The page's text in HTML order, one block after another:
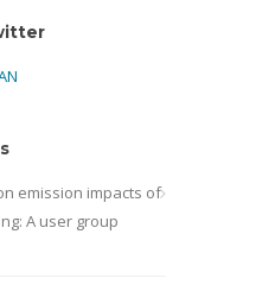
emission impacts of
A user group